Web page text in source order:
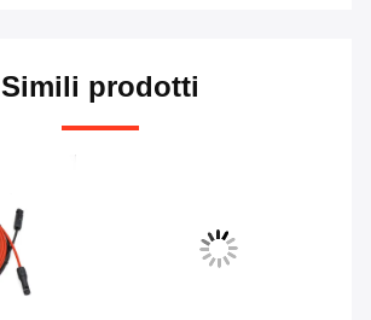
Simili prodotti